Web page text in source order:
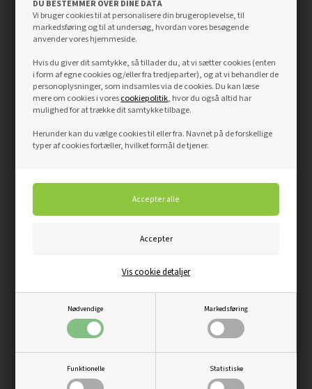
DU BESTEMMER OVER DINE DATA
Vi bruger cookies til at personalisere din brugeroplevelse, til
markedsføring og til at undersøg, hvordan vores besøgende
anvender vores hjemmeside.
Hvis du giver dit samtykke, så tillader du, at vi sætter cookies (enten
i form af egne cookies og/eller fra tredjeparter), og at vi behandler de
personoplysninger, som indsamles via de cookies. Du kan læse
mere om cookies i vorescookiepolitik, hvor du også altid har
mulighed for at trække dit samtykke tilbage.
Herunder kan du vælge cookies til eller fra. Navnet på de forskellige
typer af cookies fortæller, hvilket formål de tjener.
Nødvendige Markedsføring
Funktionelle Statistiske
Vis cookie detaljer
cm cm
M15,3x21
2 x 72,5 x 204
cm
151,8 x 209
M17,3x21
2 x 82,5 x 204
cm
171,8 x 209
cm
174 x 210 cm
Hængsling af brand- og ståldøre
eller venstrehængt, og om den skal være indadgående eller
- Er hængslerne i venstre side, er døren venstrehængt